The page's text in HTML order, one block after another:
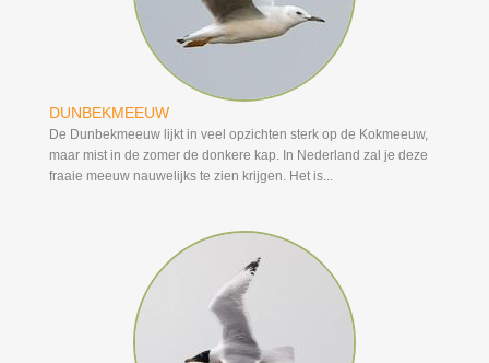
DUNBEKMEEUW
De Dunbekmeeuw lijkt in veel opzichten sterk op de Kokmeeuw,
maar mist in de zomer de donkere kap. In Nederland zal je deze
fraaie meeuw nauwelijks te zien krijgen. Het is...